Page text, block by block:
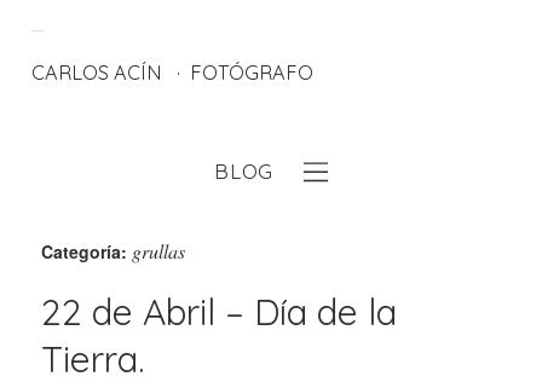
CARLOS ACÍN FOTÓGRAFO
BLOG
Categoría: grullas
22 de Abril – Día de la
Tierra.